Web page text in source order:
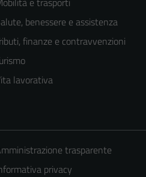
benessere e assistenza
finanze e contravvenzioni
lavorativa
trasparente
privacy